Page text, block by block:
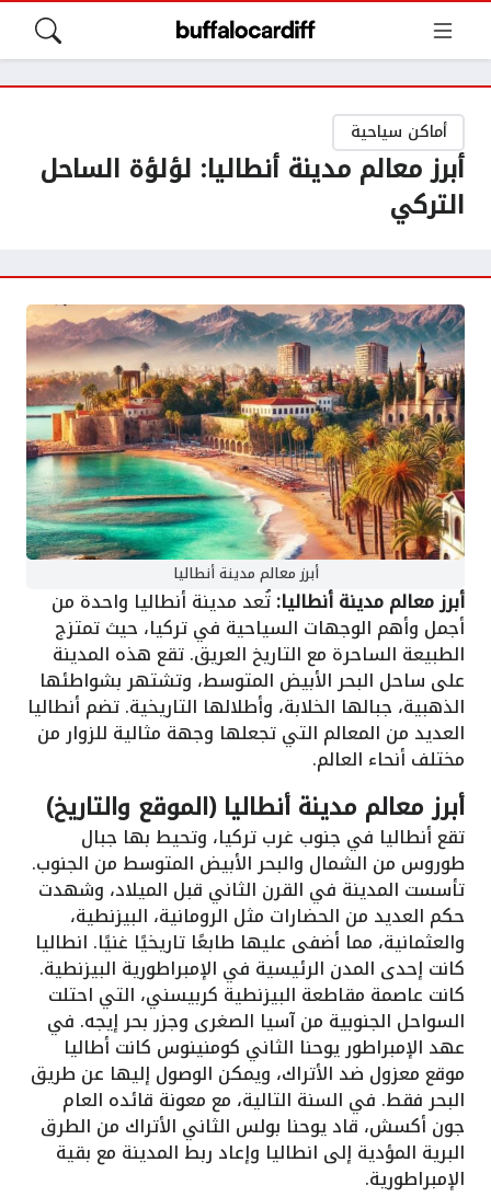
أماكن سياحية
أبرز معالم مدينة أنطاليا: لؤلؤة الساحل
التركي
أبرز معالم مدينة أنطاليا
أبرز معالم مدينة أنطاليا:تُعد مدينة أنطاليا واحدة من
أجمل وأهم الوجهات السياحية في تركيا، حيث تمتزج
الطبيعة الساحرة مع التاريخ العريق. تقع هذه المدينة
على ساحل البحر الأبيض المتوسط، وتشتهر بشواطئها
الذهبية، جبالها الخلابة، وأطلالها التاريخية. تضم أنطاليا
العديد من المعالم التي تجعلها وجهة مثالية للزوار من
مختلف أنحاء العالم.
أبرز معالم مدينة أنطاليا (الموقع والتاريخ)
تقع أنطاليا في جنوب غرب تركيا، وتحيط بها جبال
طوروس من الشمال والبحر الأبيض المتوسط من الجنوب.
تأسست المدينة في القرن الثاني قبل الميلاد، وشهدت
حكم العديد من الحضارات مثل الرومانية، البيزنطية،
والعثمانية، مما أضفى عليها طابعًا تاريخيًا غنيًا. انطاليا
كانت إحدى المدن الرئيسية في الإمبراطورية البيزنطية.
كانت عاصمة مقاطعة البيزنطية كربيسني، التي احتلت
السواحل الجنوبية من آسيا الصغرى وجزر بحر إيجه. في
عهد الإمبراطور يوحنا الثاني كومنينوس كانت أطاليا
موقع معزول ضد الأتراك، ويمكن الوصول إليها عن طريق
البحر فقط. في السنة التالية، مع معونة قائده العام
جون أكسش، قاد يوحنا بولس الثاني الأتراك من الطرق
البرية المؤدية إلى انطاليا وإعاد ربط المدينة مع بقية
الإمبراطورية.